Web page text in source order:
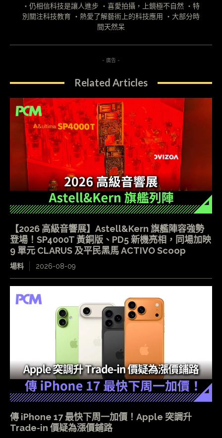
・仍相信科技是讓人進步 ・喜愛拍攝，上鏡極不自然 ・特
別關注科技教育 ・熱愛了解藝術上的科技應用 ・大部分時
間天然呆
- 廣告 -
Related Articles
【2026 高級音響展】Astell&Kern 旗艦陣容強勢
登場！SP4000T 黃銅版、PD5 新機亮相，同場加映
9 單元 CLARUS 及平民黑馬 ACTIVO Scoop
場料 2026-08-09
傳 iPhone 17 最快下周一加價！Apple 突調升
Trade-in 價疑為漲價鋪路